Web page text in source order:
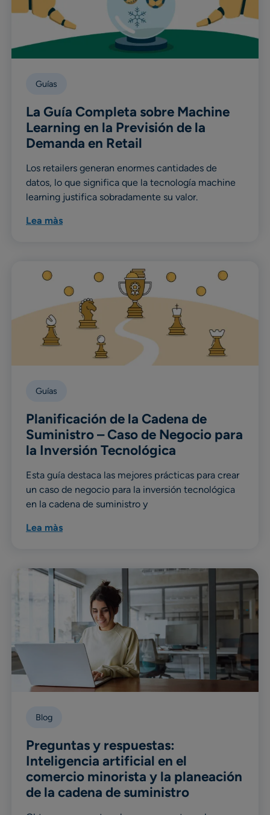
Guías
La Guía Completa sobre Machine
Learning en la Previsión de la
Demanda en Retail
Los retailers generan enormes cantidades de
datos, lo que significa que la tecnología machine
learning justifica sobradamente su valor.
Lea màs
Guías
Planificación de la Cadena de
Suministro – Caso de Negocio para
la Inversión Tecnológica
Esta guía destaca las mejores prácticas para crear
un caso de negocio para la inversión tecnológica
en la cadena de suministro y
Lea màs
Blog
Preguntas y respuestas:
Inteligencia artificial en el
comercio minorista y la planeación
de la cadena de suministro